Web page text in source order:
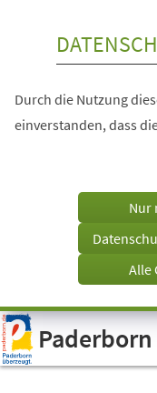
Visuelle
Assistenzsoftware
öffnen.
Durch die Nutzung
einverstanden, dass
Nur
Alle
Paderborn